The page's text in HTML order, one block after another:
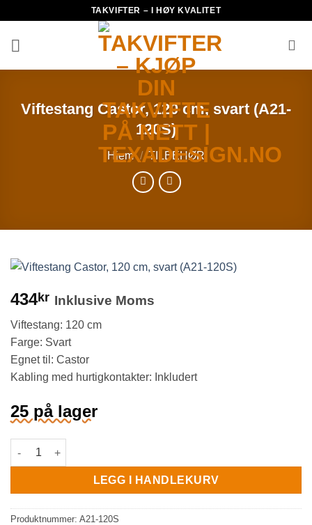
content
TAKVIFTER – I HØY KVALITET
Viftestang Castor, 120 cm, svart (A21-
120S)
Hjem / TILBEHØR
434kr Inklusive Moms
Viftestang: 120 cm
Farge: Svart
Egnet til: Castor
Kabling med hurtigkontakter: Inkludert
25 på lager
Viftestang Castor, 120 cm, svart (A21-120S) antall
LEGG I HANDLEKURV
Produktnummer: A21-120S